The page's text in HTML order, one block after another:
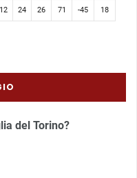
12 24 26 71 -45 18
del Torino?